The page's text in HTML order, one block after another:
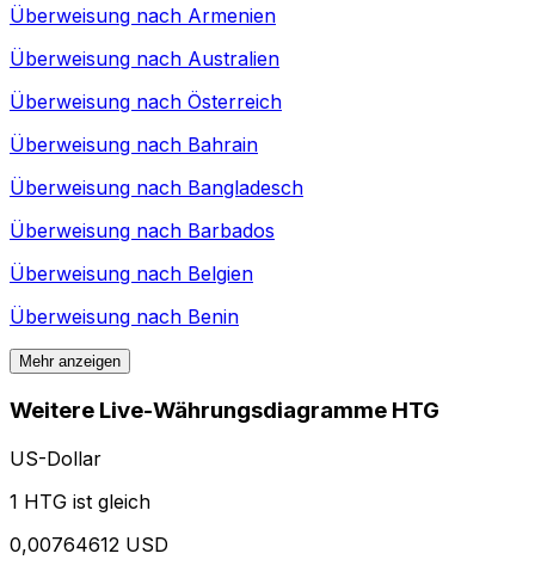
Überweisung nach Armenien
Überweisung nach Australien
Überweisung nach Österreich
Überweisung nach Bahrain
Überweisung nach Bangladesch
Überweisung nach Barbados
Überweisung nach Belgien
Überweisung nach Benin
Mehr anzeigen
Weitere Live-Währungsdiagramme HTG
US-Dollar
1 HTG ist gleich
0,00764612 USD